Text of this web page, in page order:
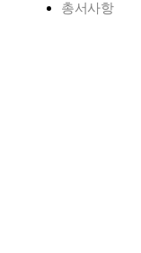
총서사항